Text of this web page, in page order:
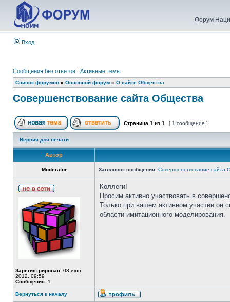
Форум
Вход
Сообщения без ответов | Активные темы
Список форумов » Основной форум » О сайте Общества
Совершенствование сайта Общества
Страница 1 из 1 [ 1 сообщение ]
Версия для печати
Автор
Moderator Заголовок сообщения: Совершенствование сайта
Зарегистрирован: 08 июн
2012, 09:59
Сообщения: 1
Коллеги!
Просим активно участвовать в
Только при вашем активном участии он
области имитационного моделирования.
Вернуться к началу